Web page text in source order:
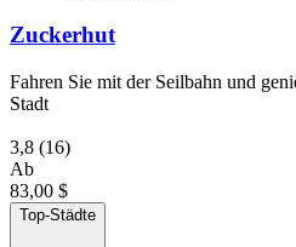
Zuckerhut
Fahren Sie mit der Seilbahn und
Stadt
3,8 (16)
Ab
83,00 $
Top-Städte